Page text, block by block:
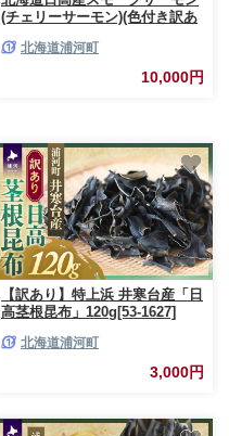
(チェリーサーモン)(色付き訳あ
北海道浦河町
10,000円
【訳あり】特上浜 井寒台産「日
高茎根昆布」120g[53-1627]
北海道浦河町
3,000円